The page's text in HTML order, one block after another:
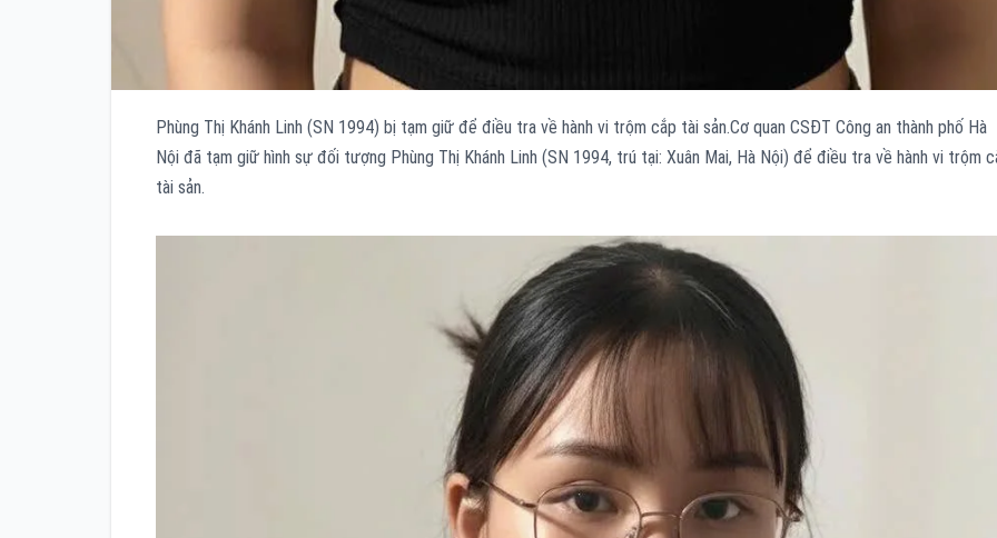
Phùng Thị Khánh Linh (SN 1994) bị tạm giữ để điều tra về hành vi trộm cắp tài sản.Cơ quan CSĐT Công an thành phố Hà
Nội đã tạm giữ hình sự đối tượng Phùng Thị Khánh Linh (SN 1994, trú tại: Xuân Mai, Hà Nội) để điều tra về hành vi trộm
tài sản.